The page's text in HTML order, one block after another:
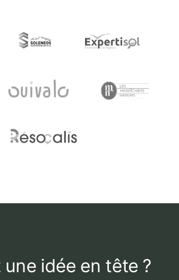
une idée en tête ?